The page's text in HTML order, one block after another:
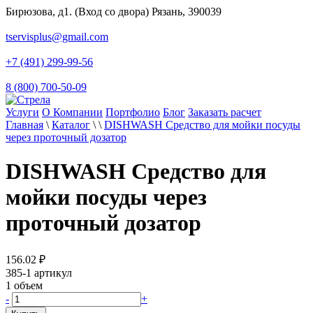
Бирюзова, д1. (Вход со двора) Рязань, 390039
tservisplus@gmail.com
+7 (491) 299-99-56
8 (800) 700-50-09
Услуги О Компании Портфолио Блог Заказать расчет
Главная \ Каталог \ \ DISHWASH Средство для мойки посуды
через проточный дозатор
DISHWASH Средство для
мойки посуды через
проточный дозатор
156.02 ₽
385-1 артикул
1 объем
-
+